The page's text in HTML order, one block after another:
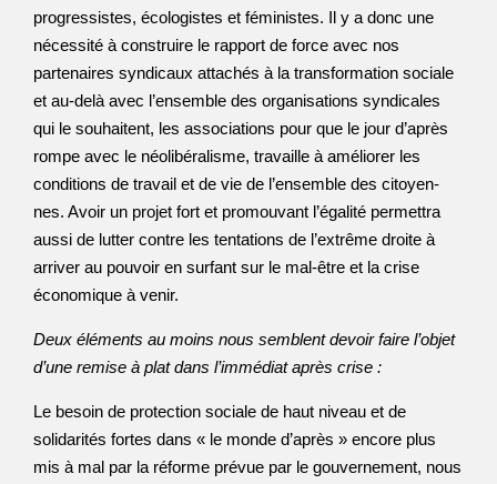
progressistes, écologistes et féministes. Il y a donc une
nécessité à construire le rapport de force avec nos
partenaires syndicaux attachés à la transformation sociale
et au-delà avec l’ensemble des organisations syndicales
qui le souhaitent, les associations pour que le jour d’après
rompe avec le néolibéralisme, travaille à améliorer les
conditions de travail et de vie de l’ensemble des citoyen-
nes. Avoir un projet fort et promouvant l’égalité permettra
aussi de lutter contre les tentations de l’extrême droite à
arriver au pouvoir en surfant sur le mal-être et la crise
économique à venir.
Deux éléments au moins nous semblent devoir faire l’objet
d’une remise à plat dans l’immédiat après crise :
Le besoin de protection sociale de haut niveau et de
solidarités fortes dans « le monde d’après » encore plus
mis à mal par la réforme prévue par le gouvernement, nous